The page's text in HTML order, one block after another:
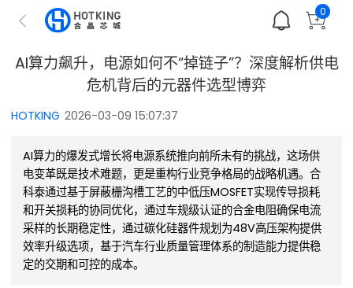
0
AI算力飙升，电源如何不“掉链子”？深度解析供电
危机背后的元器件选型博弈
HOTKING 2026-03-09 15:07:37
AI算力的爆发式增长将电源系统推向前所未有的挑战，这场供
电变革既是技术难题，更是重构行业竞争格局的战略机遇。合
科泰通过基于屏蔽栅沟槽工艺的中低压MOSFET实现传导损耗
和开关损耗的协同优化，通过车规级认证的合金电阻确保电流
采样的长期稳定性，通过碳化硅器件规划为48V高压架构提供
效率升级选项，基于汽车行业质量管理体系的制造能力提供稳
定的交期和可控的成本。